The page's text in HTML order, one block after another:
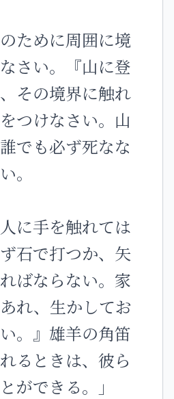
ために周囲に境
さい。『山に登
その境界に触れ
つけなさい。山
でも必ず死なな
。
に手を触れては
石で打つか、矢
ばならない。家
れ、生かしてお
。』雄羊の角笛
るときは、彼ら
ができる。」